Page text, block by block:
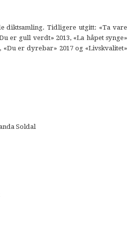
diktsamling. Tidligere utgitt: «Ta vare
er gull verdt» 2013, «La håpet synge»
«Du er dyrebar» 2017 og «Livskvalitet»
Soldal